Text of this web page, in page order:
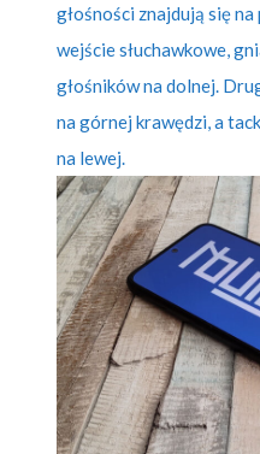
głośności znajdują się
wejście słuchawkowe,
głośników na dolnej.
na górnej krawędzi, a
na lewej.